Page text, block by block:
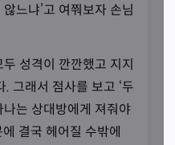
합니다.”
느냐’고 여쭤보자 손님
성격이 깐깐했고 지지
그래서 점사를 보고 ‘두
는 상대방에게 져줘야
결국 헤어질 수밖에